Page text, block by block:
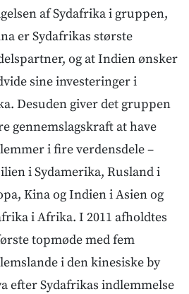
af Sydafrika i gruppen,
er Sydafrikas største
og at Indien ønsker
sine investeringer i
Desuden giver det gruppen
gennemslagskraft at have
i fire verdensdele –
i Sydamerika, Rusland i
Kina og Indien i Asien og
i Afrika. I 2011 afholdtes
topmøde med fem
i den kinesiske by
efter Sydafrikas indlemmelse